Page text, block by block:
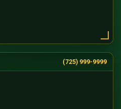
(725) 999-9999